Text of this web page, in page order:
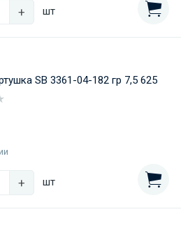
+ шт
SB 3361-04-182 гр 7,5 625
+ шт